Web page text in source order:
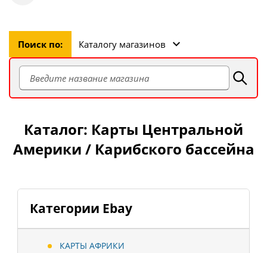
Поиск по: Каталогу магазинов
Категории Ebay
КАРТЫ АФРИКИ
Каталог: Карты Центральной
Америки / Карибского бассейна